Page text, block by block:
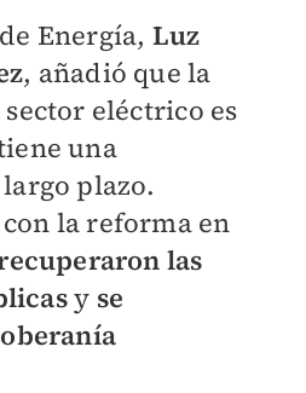
Energía, Luz
, añadió que la
eléctrico es
una
plazo.
la reforma en
las
y se